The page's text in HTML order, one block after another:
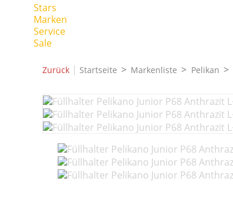
Stars
Marken
Service
Sale
Zurück | Startseite Markenliste Pelikan